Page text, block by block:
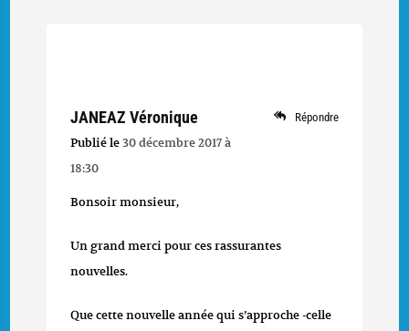
JANEAZ Véronique
Publié le30 décembre 2017 à
18:30
Répondre
Bonsoir monsieur,
Un grand merci pour ces rassurantes
nouvelles.
Que cette nouvelle année qui s’approche -celle